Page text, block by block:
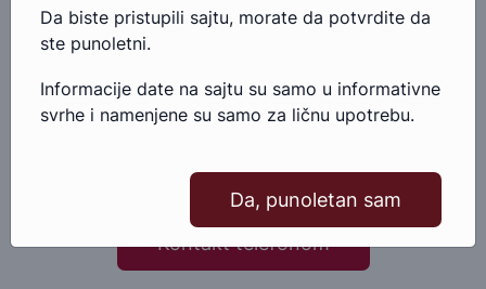
Imate pitanja u vezi ovog proizvoda?
Ako imate bilo kakva pitanja ili nedoumice u vezi ovog
proizvoda, slobodno nam se obratite.
Pošaljite email
Kontakt telefonom
Da biste pristupili sajtu, morate da potvrdite da
ste punoletni.
Informacije date na sajtu su samo u informativne
svrhe i namenjene su samo za ličnu upotrebu.
Da, punoletan sam